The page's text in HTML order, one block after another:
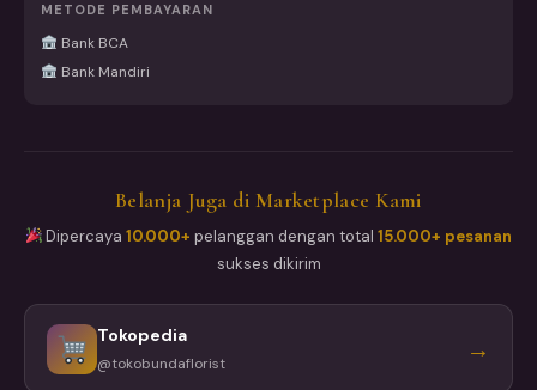
METODE PEMBAYARAN
Bank BCA
Bank Mandiri
Belanja Juga di Marketplace Kami
Dipercaya10.000+ pelanggan dengan total15.000+ pesanan
sukses dikirim
Tokopedia
@tokobundaflorist →